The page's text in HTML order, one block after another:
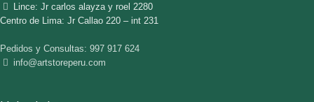
Lince: Jr carlos alayza y roel 2280
Centro de Lima: Jr Callao 220 – int 231
Pedidos y Consultas: 997 917 624
info@artstoreperu.com